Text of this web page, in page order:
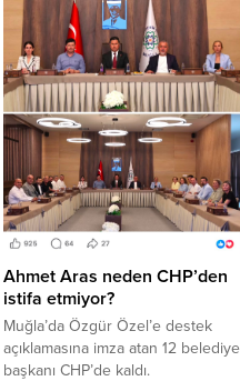
Ahmet Aras neden CHP’den
istifa etmiyor?
Muğla’da Özgür Özel’e destek
açıklamasına imza atan 12 belediye
başkanı CHP’de kaldı.